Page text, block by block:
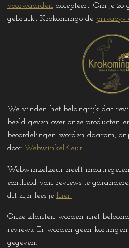
p
r
o
voorwaarden accepteert. Om je
gebruikt Krokomingo de privacy-
We vinden het belangrijk dat
beeld geven over onze producten
beoordelingen worden daarom,
door WebwinkelKeur.
Webwinkelkeur heeft
echtheid van reviews te
dit zijn lees je hier.
Onze klanten worden niet
reviews. Er worden geen
gegeven.